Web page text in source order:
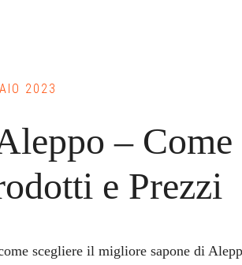
2023
– Come
e Prezzi
scegliere il migliore sapone di